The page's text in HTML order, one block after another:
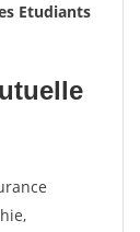
Etudiants